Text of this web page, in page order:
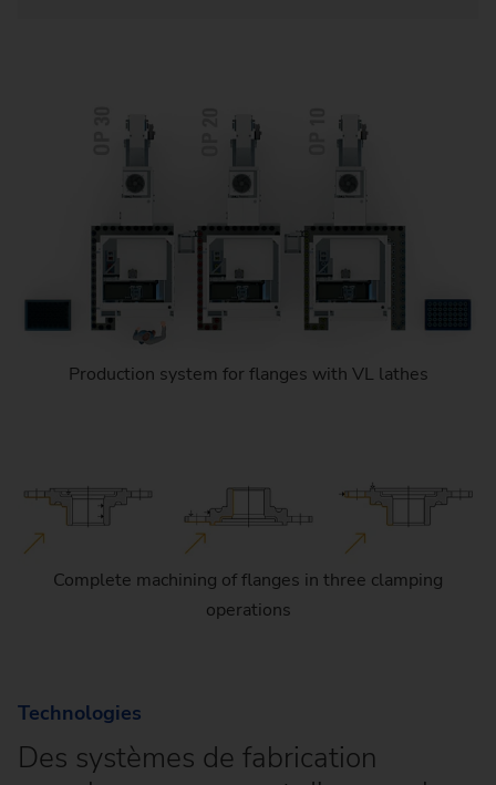
Production system for flanges with VL lathes
Complete machining of flanges in three clamping
operations
Technologies
Des systèmes de fabrication